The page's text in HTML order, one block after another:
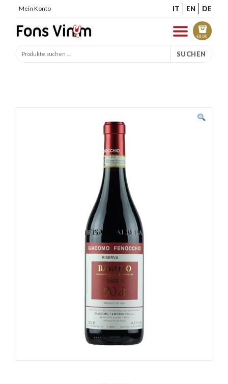
Mein Konto IT EN DE
€0.00
SUCHEN